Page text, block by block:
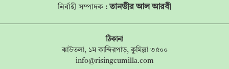
নির্বাহী সম্পাদক : তানভীর আল আরবী
ঠিকানা
ঝাউতলা, ১ম কান্দিরপাড়, কুমিল্লা ৩৫০০
info@risingcumilla.com